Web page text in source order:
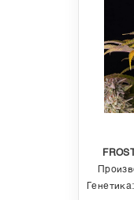
Генетика: